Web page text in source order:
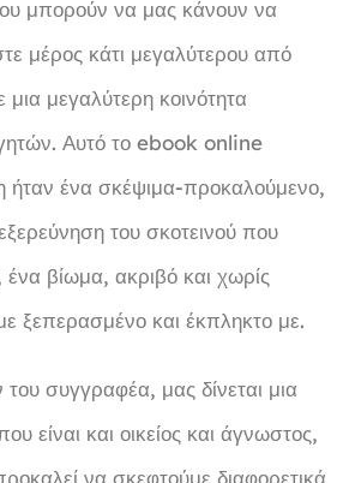
μπορούν να μας κάνουν να
μέρος κάτι μεγαλύτερου από
μεγαλύτερη κοινότητα
Αυτό το ebook online
ένα σκέψιμα-προκαλούμενο,
του σκοτεινού που
βίωμα, ακριβό και χωρίς
ξεπερασμένο και έκπληκτο με.
συγγραφέα, μας δίνεται μια
είναι και οικείος και άγνωστος,
να σκεφτούμε διαφορετικά